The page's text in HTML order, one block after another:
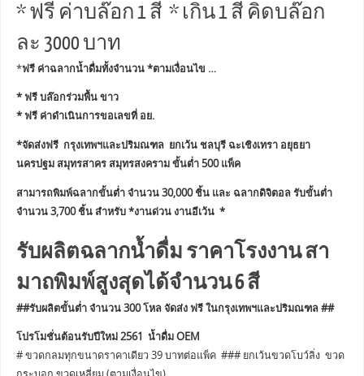
* ฟรี ค่าบล๊อก 1 สี * เกิน 1 สี คิดบล๊อก
ละ 3000 บาท
*ฟรี ค่าฉลากน้ำดื่มทั้งจำนวน *ตามเงื่อนไข …
* ฟรี บล๊อกร่วมพื้น ขาว
* ฟรี ค่าดำเนินการขอเลขที่ อย.
*จัดส่งฟรี กรุงเทพฯและปริมณฑล ยกเว้น ชลบุรี ฉะเชิงเทรา อยุธยา
นครปฐม สมุทรสาคร สมุทรสงคราม ขั้นต่ำ 500 แพ็ค
สามารถพิมพ์ฉลากขั้นต่ำ จำนวน 30,000 ชิ้น และ ฉลากดิจิตอล รับขั้นต่ำ
จำนวน 3,700 ชิ้น สำหรับ *งานด่วน งานอีเว้น *
รับผลิตฉลากน้ำดื่ม ราคาโรงงาน สา
มาถพิมพ์สูงสุดได้จำนวน 6 สี
##รับผลิตขั้นต่ำ จำนวน 300 โหล จัดส่ง ฟรี ในกรุงเทพฯและปริมณฑล ##
โปรโมชั่นต้อนรับปีใหม่ 2561 น้ำดื่ม OEM
# ขวดกลมทุกขนาดราคาเดียว 39 บาทต่อแพ็ค ### ยกเว้นขวดโบว์ลิ่ง ขวด